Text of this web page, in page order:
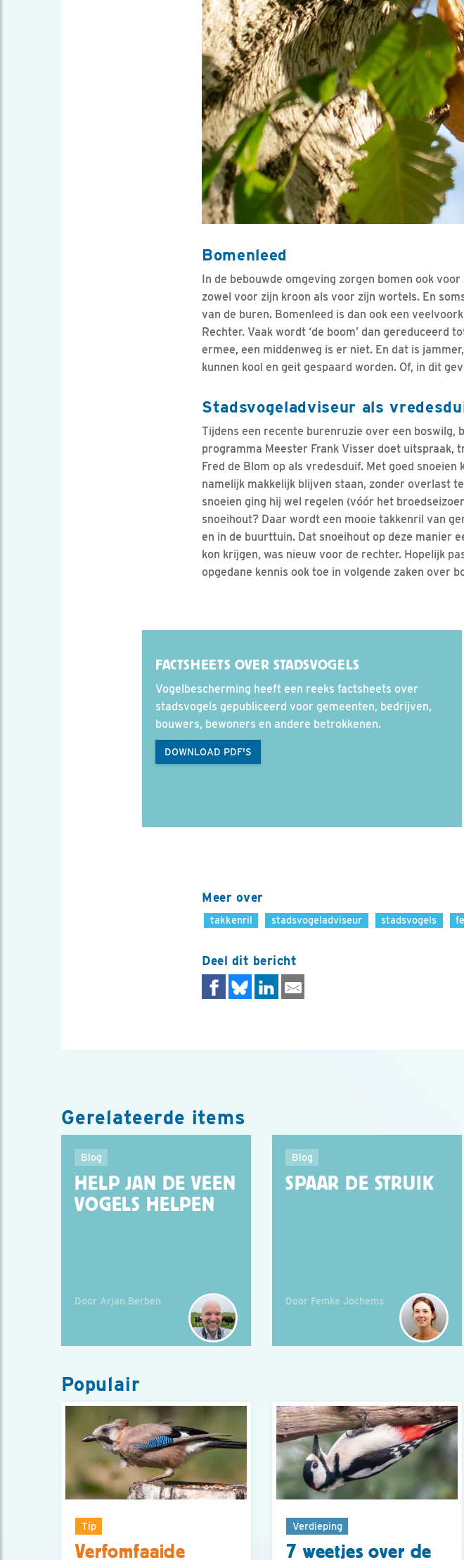
Bomenleed
In de bebouwde omgeving zorgen bomen ook
zowel voor zijn kroon als voor zijn wortels. En
van de buren. Bomenleed is dan ook een
Rechter. Vaak wordt ‘de boom’ dan gereduceerd
ermee, een middenweg is er niet. En dat is
kunnen kool en geit gespaard worden. Of, in dit
Stadsvogeladviseur als
Tijdens een recente burenruzie over een boswilg,
programma Meester Frank Visser doet uitspraak,
Fred de Blom op als vredesduif. Met goed snoeien
namelijk makkelijk blijven staan, zonder overlast
snoeien ging hij wel regelen (vóór het
snoeihout? Daar wordt een mooie takkenril van
en in de buurttuin. Dat snoeihout op deze manier
kon krijgen, was nieuw voor de rechter. Hopelijk
opgedane kennis ook toe in volgende zaken over
FACTSHEETS OVER STADSVOGELS
Vogelbescherming heeft een reeks factsheets over
stadsvogels gepubliceerd voor gemeenten, bedrijven,
bouwers, bewoners en andere betrokkenen.
DOWNLOAD PDF'S
Meer over
takkenril stadsvogeladviseur stadsvogels
Deel dit bericht
Gerelateerde items
Blog
HELP JAN DE VEEN
VOGELS HELPEN
Door Arjan Berben
Blog
SPAAR DE STRUIK
Door Femke Jochems
Populair
Tip
Verfomfaaide
Verdieping
7 weetjes over de